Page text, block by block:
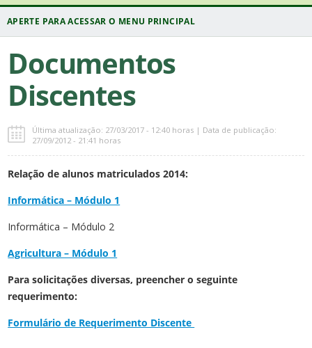
Documentos
Discentes
Última atualização: 27/03/2017 - 12:40 horas | Data de publicação:
27/09/2012 - 21:41 horas
Relação de alunos matriculados 2014:
Informática – Módulo 1
Informática – Módulo 2
Agricultura – Módulo 1
Para solicitações diversas, preencher o seguinte
requerimento:
Formulário de Requerimento Discente